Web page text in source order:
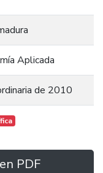
Aplicada
de 2010
PDF